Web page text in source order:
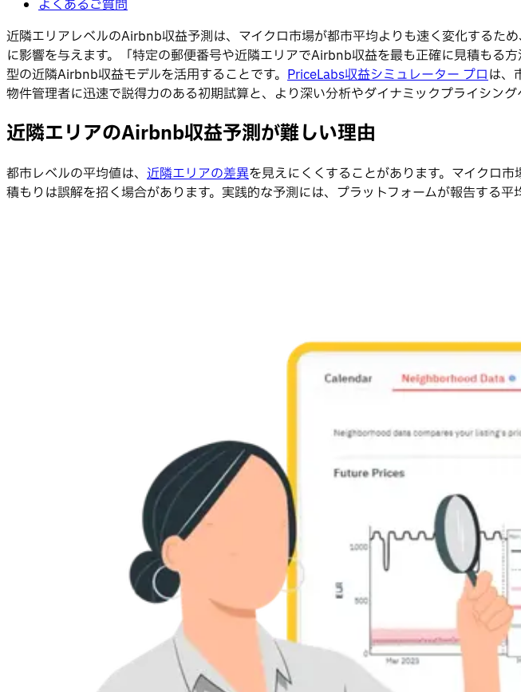
よくあるご質問
近隣エリアレベルのAirbnb収益予測は、マイクロ市場が都市平均よりも速く変化するた
に影響を与えます。「特定の郵便番号や近隣エリアでAirbnb収益を最も正確に見積もる
型の近隣Airbnb収益モデルを活用することです。 PriceLabs収益シミュレーター プロは、
物件管理者に迅速で説得力のある初期試算と、より深い分析やダイナミックプライシング
近隣エリアのAirbnb収益予測が難しい理由
都市レベルの平均値は、 近隣エリアの差異を見えにくくすることがあります。マイクロ
積もりは誤解を招く場合があります。実践的な予測には、プラットフォームが報告する